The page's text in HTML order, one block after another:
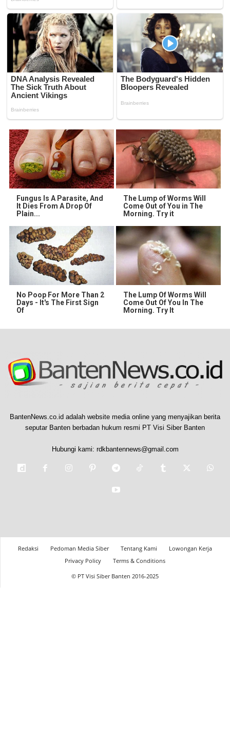
Fungus Is A Parasite, And
It Dies From A Drop Of
Plain...
The Lump of Worms Will
Come Out of You in The
Morning. Try it
No Poop For More Than 2
Days - It's The First Sign
Of
The Lump Of Worms Will
Come Out Of You In The
Morning. Try It
BantenNews.co.id adalah website media online yang menyajikan berita
seputar Banten berbadan hukum resmi PT Visi Siber Banten
Hubungi kami: rdkbantennews@gmail.com
Redaksi Pedoman Media Siber Tentang Kami
Lowongan Kerja
Privacy Policy
Terms & Conditions
© PT Visi Siber Banten 2016-2025